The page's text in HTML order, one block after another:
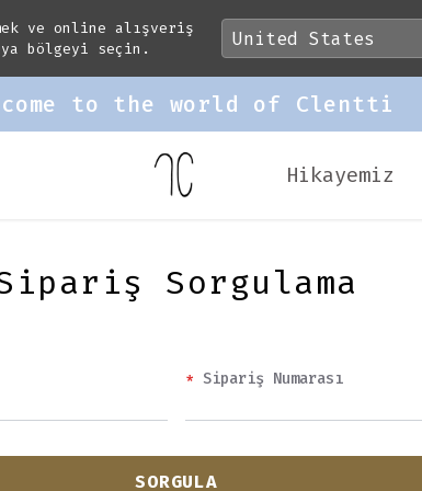
ve online alışveriş
bölgeyi seçin.
The women with a
Hikayemiz
Sorgulama
* Sipariş Numarası
SORGULA